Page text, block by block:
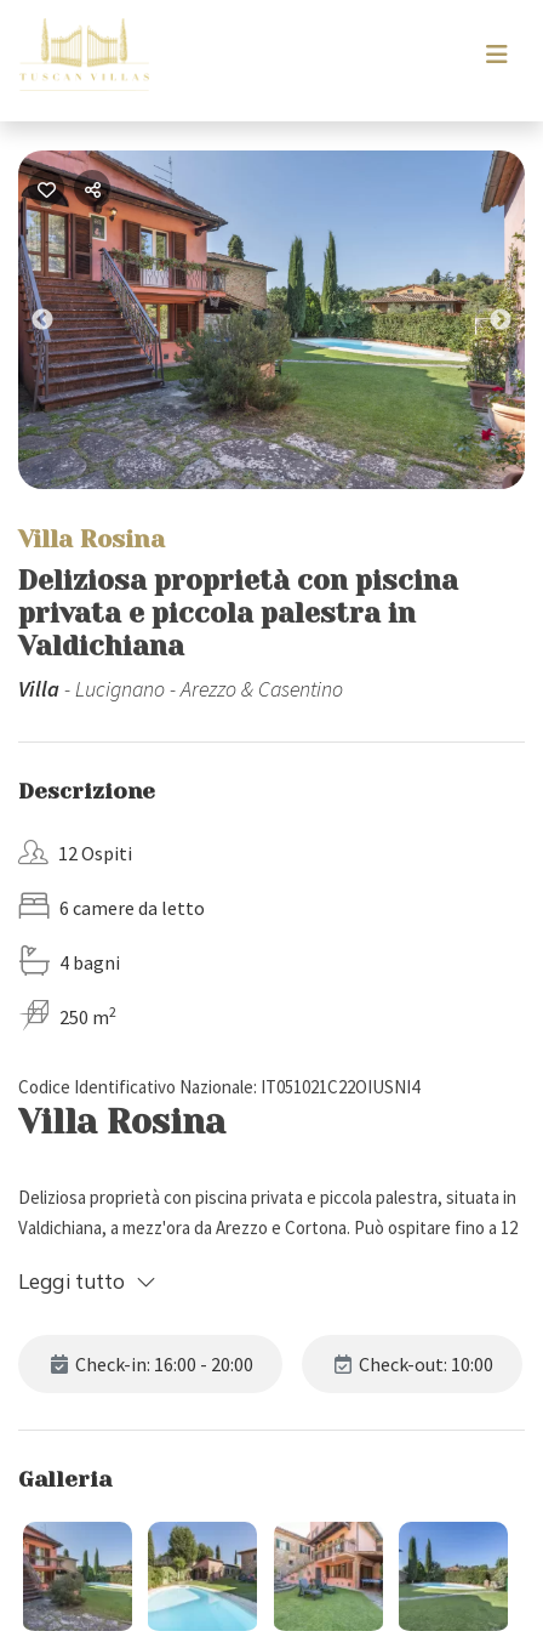
Previous
Villa Rosina
Deliziosa proprietà con piscina
privata e piccola palestra in
Valdichiana
Villa- Lucignano - Arezzo & Casentino
Descrizione
12 Ospiti
6 camere da letto
4 bagni
250 m2
Codice Identificativo Nazionale: IT051021C22OIUSNI4
Villa Rosina
Deliziosa proprietà con piscina privata e piccola palestra, situata in
Valdichiana, a mezz'ora da Arezzo e Cortona. Può ospitare fino a 12
nella Valdichiana del sud, a mezz'ora di auto da Arezzo e Cortona.
curato (300 m2) con prato e fiori.
Tra gli spazi esterni troviamo inoltre: un porticato attrezzato con
tavolo da pranzo, calcio balilla e barbecue, ideale per preparare
gustose grigliate in compagnia degli amici; un parcheggio privato;
un biliardino, per il divertimento di grandi e piccini.
Leggi tutto
Check-in: 16:00 - 20:00 Check-out: 10:00
Galleria